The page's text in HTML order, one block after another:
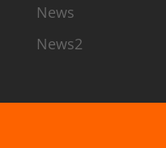
News
News2